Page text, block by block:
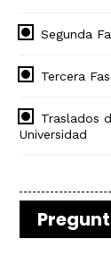
Segunda
Tercera
Traslados
Universidad